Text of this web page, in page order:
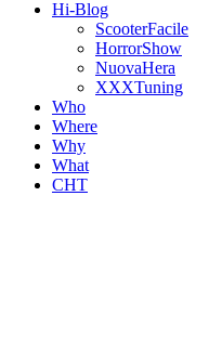
Hi-Blog
ScooterFacile
HorrorShow
NuovaHera
XXXTuning
Who
Where
Why
What
CHT